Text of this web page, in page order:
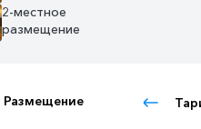
2-местное
размещение
Размещение